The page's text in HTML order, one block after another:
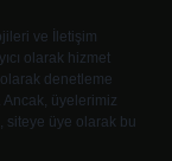
ve İletişim
olarak hizmet
denetleme
Ancak, üyelerimiz
siteye üye olarak bu